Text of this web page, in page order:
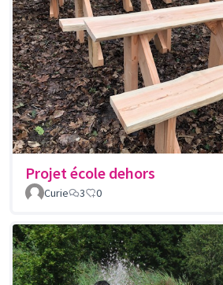
Projet école dehors
Curie
3 0